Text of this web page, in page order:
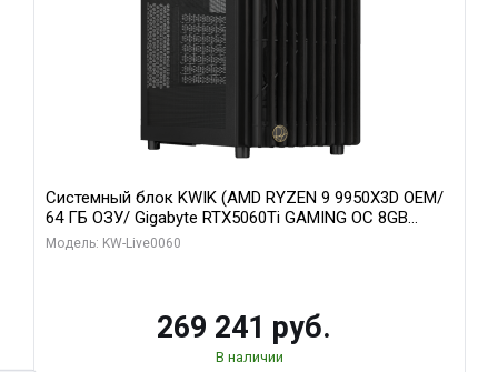
Системный блок KWIK (AMD RYZEN 9 9950X3D OEM/
64 ГБ ОЗУ/ Gigabyte RTX5060Ti GAMING OC 8GB
GDDR7 128bit 3xDP H/ 1 ТБ SSD)
Модель: KW-Live0060
269 241 руб.
В наличии